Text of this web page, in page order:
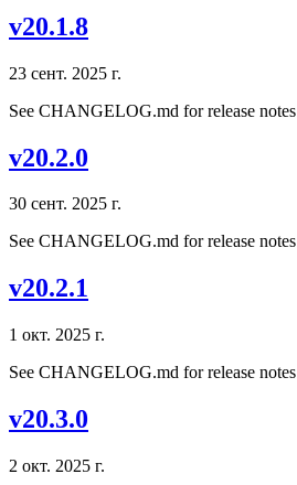
v20.1.8
23 сент. 2025 г.
See CHANGELOG.md for release notes
v20.2.0
30 сент. 2025 г.
See CHANGELOG.md for release notes
v20.2.1
1 окт. 2025 г.
See CHANGELOG.md for release notes
v20.3.0
2 окт. 2025 г.